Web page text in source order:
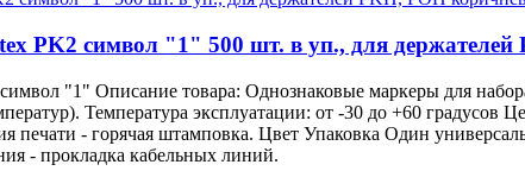
PK2 символ "1" 500 шт. в уп., для
"1" Описание товара: Однознаковые маркеры для
Температура эксплуатации: от -30 до +60
печати - горячая штамповка. Цвет Упаковка Один
- прокладка кабельных линий.